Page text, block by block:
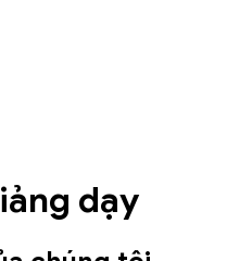
dạy